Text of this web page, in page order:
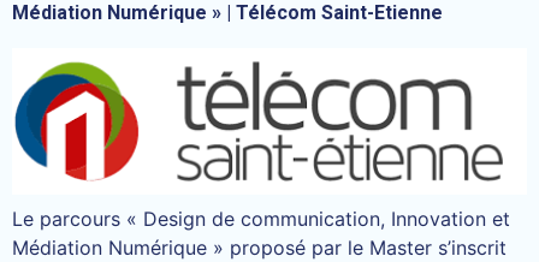
Médiation Numérique » | Télécom Saint-Etienne
Le parcours « Design de communication, Innovation et
Médiation Numérique » proposé par le Master s’inscrit